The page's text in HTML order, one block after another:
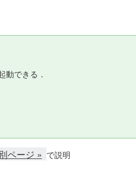
動できる．
別ページ » で説明